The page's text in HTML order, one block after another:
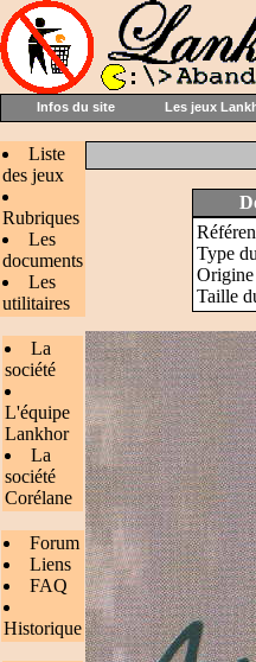
Infos du site Les jeux
Liste
des jeux
Rubriques
Les
documents
Les
utilitaires
La
société
L'équipe
Lankhor
La
société
Corélane
Forum
Liens
FAQ
Historique
Type
Origine
Taille